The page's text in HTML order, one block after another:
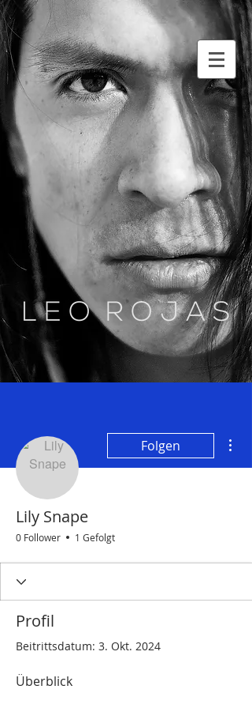
Folgen
Lily Snape
0 Follower 1 Gefolgt
Profil
Beitrittsdatum: 3. Okt. 2024
Überblick